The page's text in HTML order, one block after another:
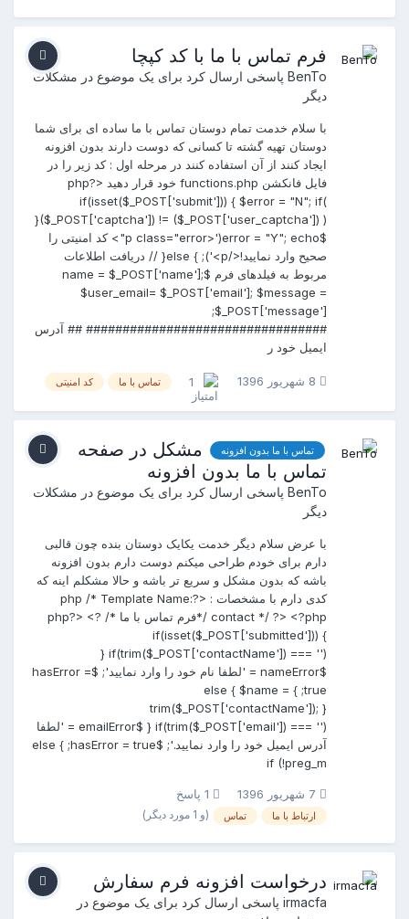
فرم تماس با ما با کد کپچا
BenTo پاسخی ارسال کرد برای یک موضوع در مشکلات
دیگر
با سلام خدمت تمام دوستان تماس با ما ساده ای برای شما
دوستان تهیه گشته تا کسانی که دوست دارند بدون افزونه
ایجاد کنند از آن استفاده کنند در مرحله اول : کد زیر را در
فایل فانکشن functions.php خود قرار دهید <?php
if(isset($_POST['submit'])) { $error = "N"; if(
($_POST['captcha']) != ($_POST['user_captcha']) ){
$error = "Y"; echo('<p class="error"> کد امنیتی را
صحیح وارد نمایید!</p>'); } else{ // دریافت اطلاعات
مربوط به فیلدهای فرم $name = $_POST['name'];
$user_email= $_POST['email']; $message =
$_POST['message'];
################################# ## آدرس
ایمیل خود ر
8 شهریور 1396 1 تماس با ما کد امنیتی
تماس با ما بدون افزونه
مشکل در صفحه
تماس با ما بدون افزونه
BenTo پاسخی ارسال کرد برای یک موضوع در مشکلات
دیگر
با عرض سلام دیگر خدمت یکایک دوستان بنده چون قالبی
دارم برای خودم طراحی میکنم دوست دارم بدون افزونه
باشه که بدون مشکل و سریع تر باشه و حالا مشکلم اینه که
کدی دارم با مشخصات : <?php /* Template Name:
contact */ ?> <?php /*فرم تماس با ما */ ?> <?php
if(isset($_POST['submitted'])) {
if(trim($_POST['contactName']) === '') {
$nameError = 'لطفا نام خود را وارد نمایید'; $hasError =
true; } else { $name =
trim($_POST['contactName']); }
if(trim($_POST['email']) === '') { $emailError = 'لطفا
آدرس ایمیل خود را وارد نمایید.'; $hasError = true; } else
if (!preg_m
7 شهریور 1396
ارتباط با ما تماس (و 1 مورد دیگر)
درخواست افزونه فرم سفارش
irmacfa پاسخی ارسال کرد برای یک موضوع در